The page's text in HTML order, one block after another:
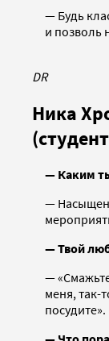
— Будь
и позволь
DR
Ника
— Каким
—
— Твой
—
меня, так-
посудите».